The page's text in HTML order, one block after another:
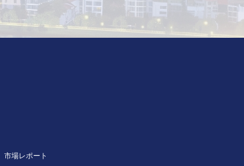
市場レポート